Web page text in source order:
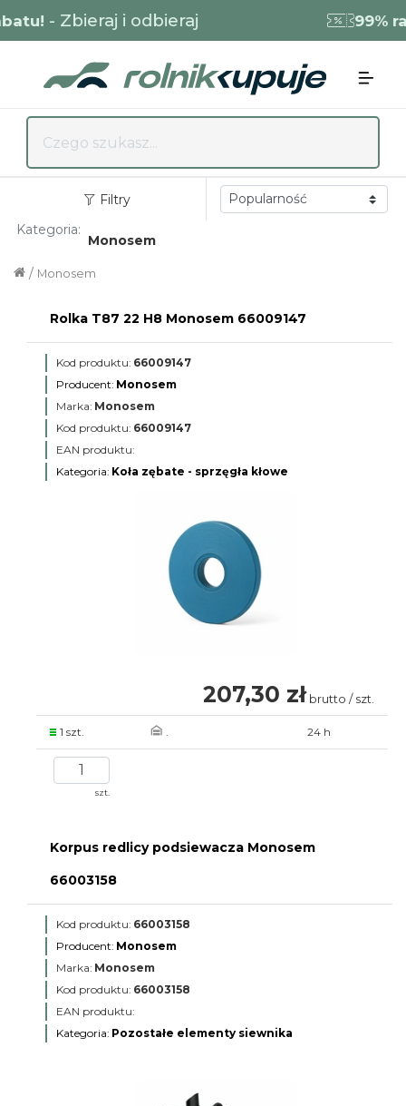
- Zbieraj i odbieraj 99%
Filtry
Kategoria:
Monosem
Monosem
/
Rolka T87 22 H8 Monosem 66009147
Kod produktu: 66009147
Producent: Monosem
Marka: Monosem
Kod produktu: 66009147
EAN produktu:
Kategoria: Koła zębate - sprzęgła kłowe
207,30 zł brutto / szt.
1 szt. . 24 h
szt.
Korpus redlicy podsiewacza Monosem
66003158
Kod produktu: 66003158
Producent: Monosem
Marka: Monosem
Kod produktu: 66003158
EAN produktu:
Kategoria: Pozostałe elementy siewnika